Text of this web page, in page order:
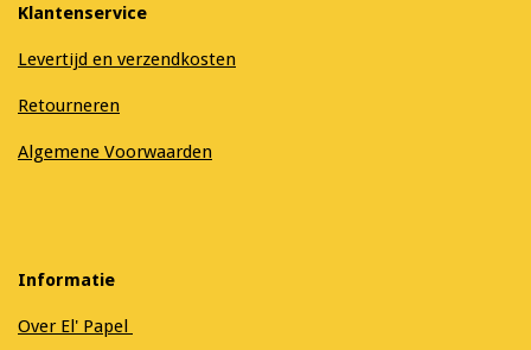
Klantenservice
Levertijd en verzendkosten
Retourneren
Algemene Voorwaarden
Informatie
Over El' Papel